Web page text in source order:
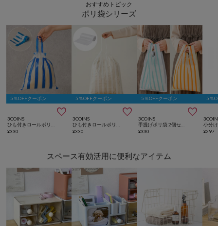
おすすめトピック
ポリ袋シリーズ
5％OFFクーポン

3COINS
¥330
5％OFFクーポン

3COINS
¥330
5％OFFクーポン

3COINS
¥330
5％
¥297
スペース有効活用に便利なアイテム